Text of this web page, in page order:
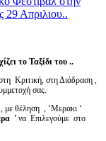
29 Απριλιου..
το Ταξίδι του ..
Κριτική, στη Διάδραση ,
σας.
με θέληση , ‘Μερακι ‘
' να Επιλεγούμε στο